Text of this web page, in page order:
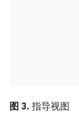
图 3. 指导视图